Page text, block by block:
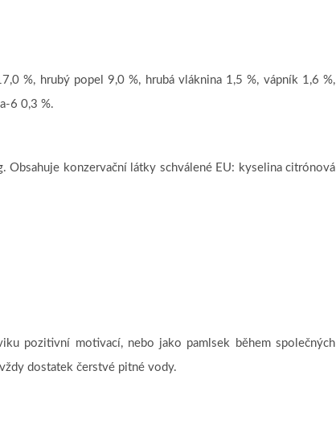
%, hrubý popel 9,0 %, hrubá vláknina 1,5 %, vápník 1,6 %,
6 0,3 %.
konzervační látky schválené EU: kyselina citrónová
pozitivní motivací, nebo jako pamlsek během společných
dostatek čerstvé pitné vody.